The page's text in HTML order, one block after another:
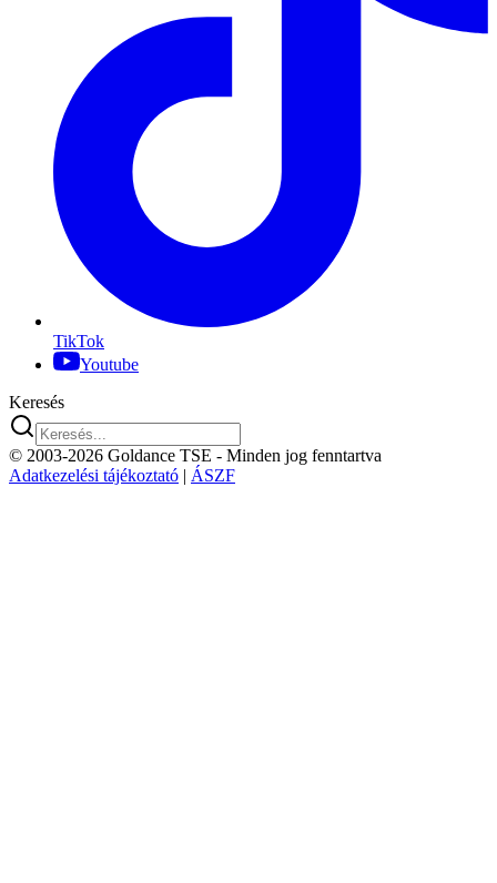
TikTok
Youtube
Keresés
© 2003-2026 Goldance TSE - Minden jog fenntartva
Adatkezelési tájékoztató | ÁSZF